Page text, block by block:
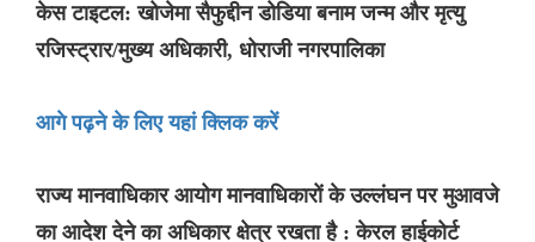
केस टाइटल: खोजेमा सैफुद्दीन डोडिया बनाम जन्म और मृत्यु
रजिस्ट्रार/मुख्य अधिकारी, धोराजी नगरपालिका
आगे पढ़ने के लिए यहां क्लिक करें
राज्य मानवाधिकार आयोग मानवाधिकारों के उल्लंघन पर मुआवजे
का आदेश देने का अधिकार क्षेत्र रखता है : केरल हाईकोर्ट